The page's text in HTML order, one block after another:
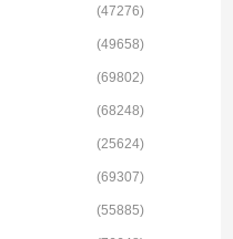
(47276)
(49658)
(69802)
(68248)
(25624)
(69307)
(55885)